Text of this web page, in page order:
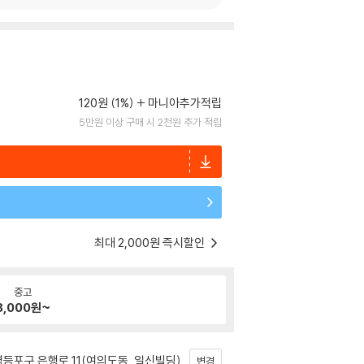
120원 (1%) 마니아추가적립
5만원 이상 구매 시 2천원 추가 적립
최대 2,000원 즉시할인
중고
원~
포구 은행로 11(여의도동, 일신빌딩) 변경